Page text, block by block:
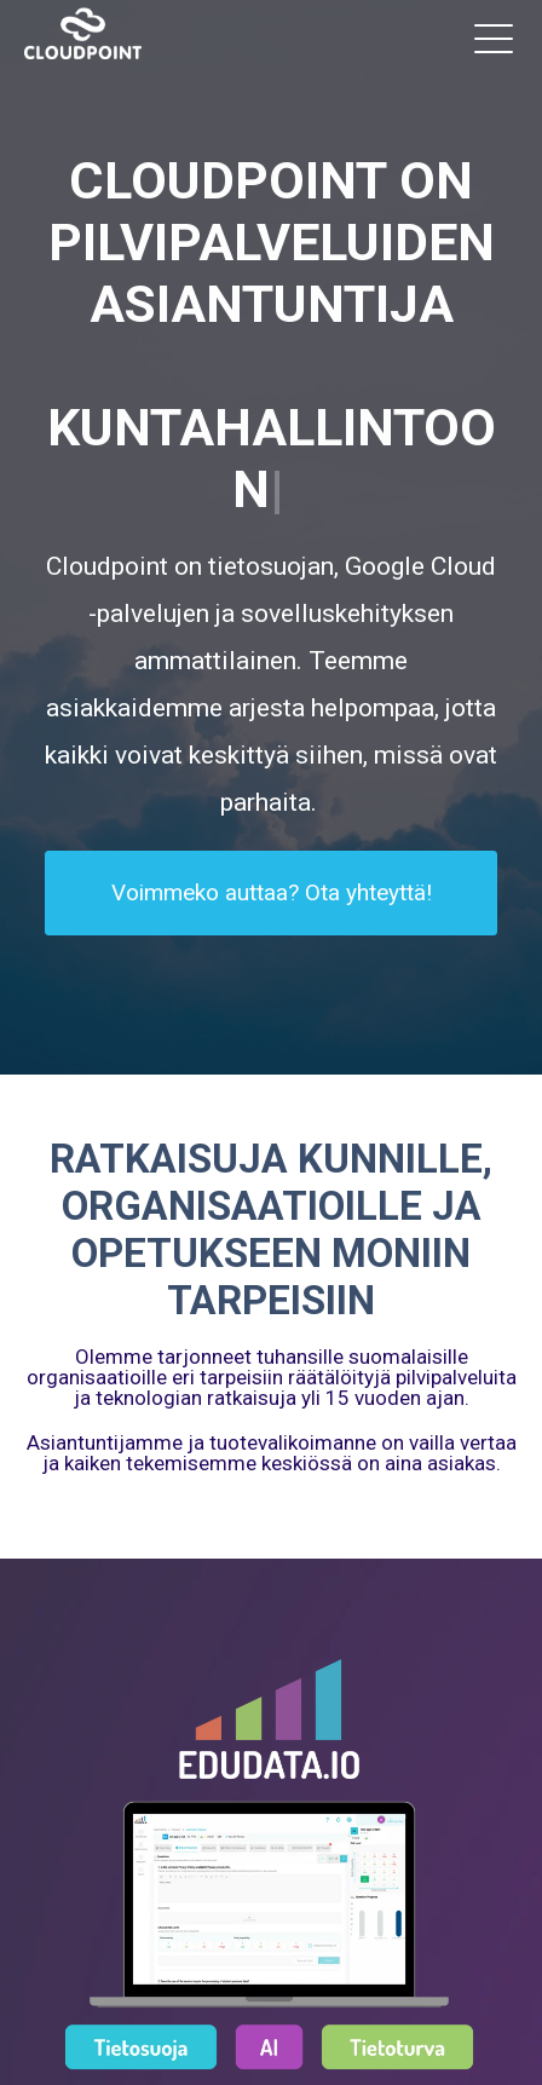
CLOUDPOINT ON
PILVIPALVELUIDEN
ASIANTUNTIJA
KUNTAHALLINTOO
N|
Cloudpoint on tietosuojan, Google Cloud
-palvelujen ja sovelluskehityksen
ammattilainen. Teemme
asiakkaidemme arjesta helpompaa, jotta
kaikki voivat keskittyä siihen, missä ovat
parhaita.
Voimmeko auttaa? Ota yhteyttä!
RATKAISUJA KUNNILLE,
ORGANISAATIOILLE JA
OPETUKSEEN MONIIN
TARPEISIIN
Olemme tarjonneet tuhansille suomalaisille
organisaatioille eri tarpeisiin räätälöityjä pilvipalveluita
ja teknologian ratkaisuja yli 15 vuoden ajan.
Asiantuntijamme ja tuotevalikoimanne on vailla vertaa
ja kaiken tekemisemme keskiössä on aina asiakas.